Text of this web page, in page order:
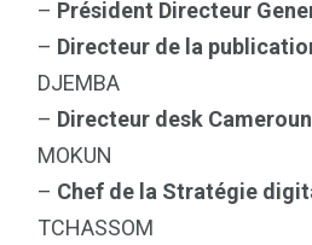
– Président Directeur
– Directeur de la
DJEMBA
– Directeur desk Cameroun
MOKUN
– Chef de la Stratégie
TCHASSOM